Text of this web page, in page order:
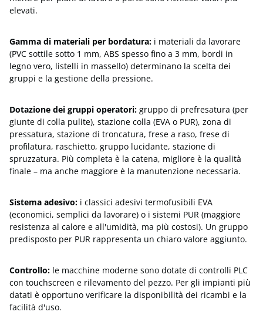
elevati.
Gamma di materiali per bordatura: i materiali da lavorare
(PVC sottile sotto 1 mm, ABS spesso fino a 3 mm, bordi in
legno vero, listelli in massello) determinano la scelta dei
gruppi e la gestione della pressione.
Dotazione dei gruppi operatori: gruppo di prefresatura (per
giunte di colla pulite), stazione colla (EVA o PUR), zona di
pressatura, stazione di troncatura, frese a raso, frese di
profilatura, raschietto, gruppo lucidante, stazione di
spruzzatura. Più completa è la catena, migliore è la qualità
finale – ma anche maggiore è la manutenzione necessaria.
Sistema adesivo: i classici adesivi termofusibili EVA
(economici, semplici da lavorare) o i sistemi PUR (maggiore
resistenza al calore e all'umidità, ma più costosi). Un gruppo
predisposto per PUR rappresenta un chiaro valore aggiunto.
Controllo: le macchine moderne sono dotate di controlli PLC
con touchscreen e rilevamento del pezzo. Per gli impianti più
datati è opportuno verificare la disponibilità dei ricambi e la
facilità d'uso.